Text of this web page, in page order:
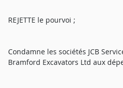
REJETTE le pourvoi ;
Condamne les sociétés JCB
Bramford Excavators Ltd aux